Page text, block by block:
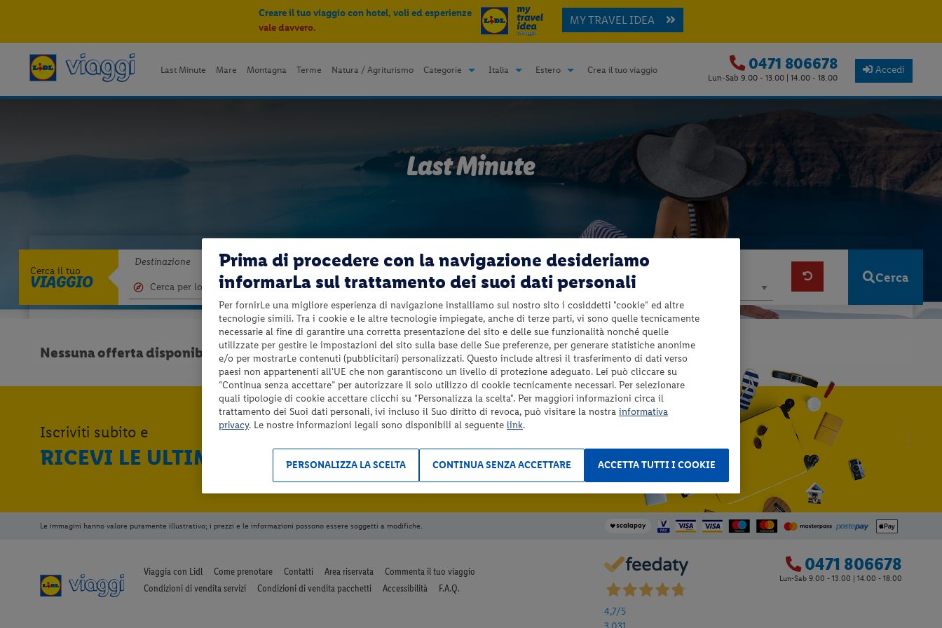
Creare il tuo viaggio con hotel, voli ed esperienze
vale davvero.
MY TRAVEL IDEA
Last Minute Mare Montagna Terme Natura / Agriturismo Categorie Italia Estero Crea il tuo viaggio 0471 806678
Lun-Sab 9.00 - 13.00 | 14.00 - 18.00
Accedi
Last Minute
Cerca il tuo
VIAGGIO
Destinazione Partenza Flessibilità
+/- gg
Massimo notti
Cerca
Nessuna offerta disponibile. Prova a modificare i filtri utilizzati.
Iscriviti subito e
RICEVI LE ULTIME OFFERTE ISCRIVITI
Le immagini hanno valore puramente illustrativo; i prezzi e le informazioni possono essere soggetti a modifiche.
Viaggia con Lidl Come prenotare Contatti Area riservata
Commenta il tuo viaggio
Condizioni di vendita servizi
Condizioni di vendita pacchetti Accessibilità F.A.Q.
4,7/5
0471 806678
Lun-Sab 9.00 - 13.00 | 14.00 - 18.00
Prima di procedere con la navigazione desideriamo
informarLa sul trattamento dei suoi dati personali
Per fornirLe una migliore esperienza di navigazione installiamo sul nostro sito i cosiddetti "cookie" ed altre
tecnologie simili. Tra i cookie e le altre tecnologie impiegate, anche di terze parti, vi sono quelle tecnicamente
necessarie al fine di garantire una corretta presentazione del sito e delle sue funzionalità nonché quelle
utilizzate per gestire le impostazioni del sito sulla base delle Sue preferenze, per generare statistiche anonime
e/o per mostrarLe contenuti (pubblicitari) personalizzati. Questo include altresì il trasferimento di dati verso
paesi non appartenenti all'UE che non garantiscono un livello di protezione adeguato. Lei può cliccare su
“Continua senza accettare” per autorizzare il solo utilizzo di cookie tecnicamente necessari. Per selezionare
quali tipologie di cookie accettare clicchi su "Personalizza la scelta". Per maggiori informazioni circa il
trattamento dei Suoi dati personali, ivi incluso il Suo diritto di revoca, può visitare la nostra informativa
privacy. Le nostre informazioni legali sono disponibili al seguente link.
ACCETTA TUTTI I COOKIE
CONTINUA SENZA ACCETTARE
PERSONALIZZA LA SCELTA